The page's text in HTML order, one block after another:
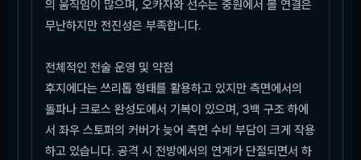
의 움직임이 많으며, 오카자와 선수는 중원에서 볼 연결은
무난하지만 전진성은 부족합니다.
전체적인 전술 운영 및 약점
후지에다는 쓰리톱 형태를 활용하고 있지만 측면에서의
돌파나 크로스 완성도에서 기복이 있으며, 3백 구조 하에
서 좌우 스토퍼의 커버가 늦어 측면 수비 부담이 크게 작용
하고 있습니다. 공격 시 전방에서의 연계가 단절되면서 하